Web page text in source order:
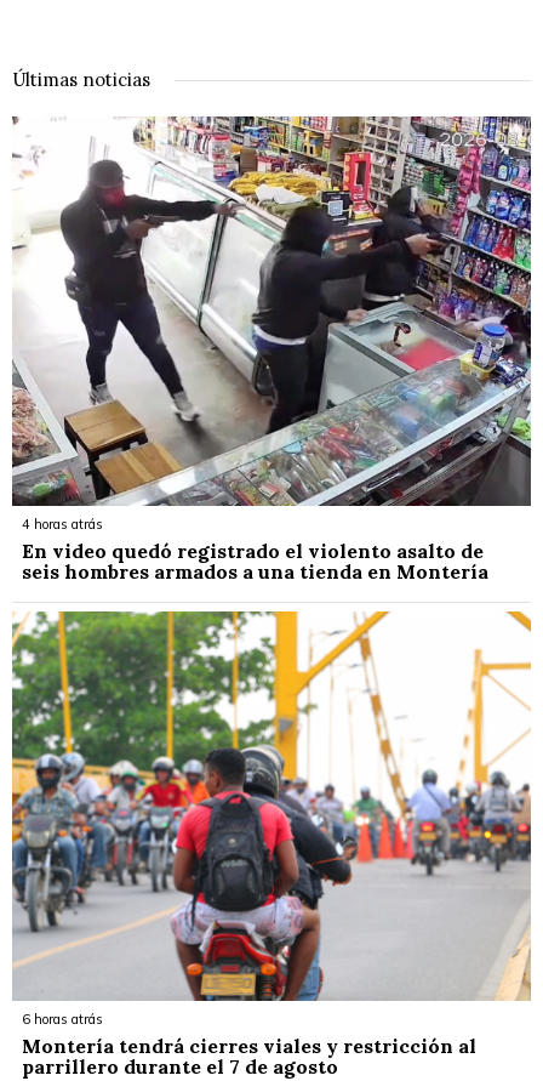
Últimas noticias
4 horas atrás
En video quedó registrado el violento asalto de
seis hombres armados a una tienda en Montería
6 horas atrás
Montería tendrá cierres viales y restricción al
parrillero durante el 7 de agosto